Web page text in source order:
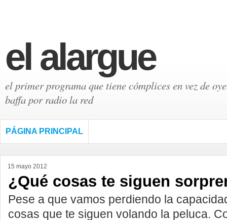
el alargue
el primer programa que tiene cómplices en vez de
baffa por radio la red
PÁGINA PRINCIPAL
15 mayo 2012
¿Qué cosas te siguen
Pese a que vamos perdiendo la
cosas que te siguen volando la peluca.